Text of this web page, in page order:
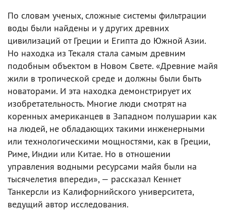
По словам ученых, сложные системы фильтрации
воды были найдены и у других древних
цивилизаций от Греции и Египта до Южной Азии.
Но находка из Текаля стала самым древним
подобным объектом в Новом Свете. «Древние майя
жили в тропической среде и должны были быть
новаторами. И эта находка демонстрирует их
изобретательность. Многие люди смотрят на
коренных американцев в Западном полушарии как
на людей, не обладающих такими инженерными
или технологическими мощностями, как в Греции,
Риме, Индии или Китае. Но в отношении
управления водными ресурсами майя были на
тысячелетия впереди», — рассказал Кеннет
Танкерсли из Калифорнийского университета,
ведущий автор исследования.